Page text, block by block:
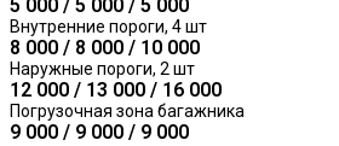
5 000 / 5 000 / 5 000
Внутренние пороги, 4 шт
8 000 / 8 000 / 10 000
Наружные пороги, 2 шт
12 000 / 13 000 / 16 000
Погрузочная зона багажника
9 000 / 9 000 / 9 000